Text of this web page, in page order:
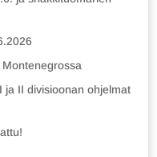
ja II divisioonan ohjelmat